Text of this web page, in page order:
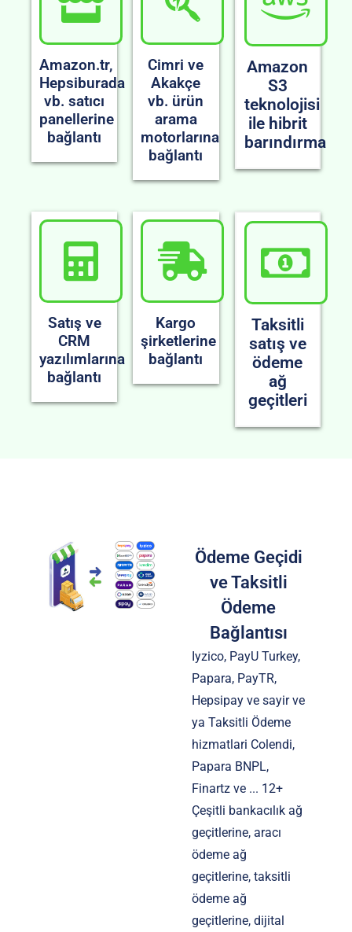
Amazon.tr,
Hepsiburada
vb. satıcı
panellerine
bağlantı
Cimri ve
Akakçe
vb. ürün
arama
motorlarına
bağlantı
Amazon
S3
teknolojisi
ile hibrit
barındırma
Satış ve
CRM
yazılımlarına
bağlantı
Kargo
şirketlerine
bağlantı
Taksitli
satış ve
ödeme
ağ
geçitleri
Ödeme Geçidi
ve Taksitli
Ödeme
Bağlantısı
Iyzico, PayU Turkey,
Papara, PayTR,
Hepsipay ve sayir ve
ya Taksitli Ödeme
hizmatlari Colendi,
Papara BNPL,
Finartz ve ... 12+
Çeşitli bankacılık ağ
geçitlerine, aracı
ödeme ağ
geçitlerine, taksitli
ödeme ağ
geçitlerine, dijital